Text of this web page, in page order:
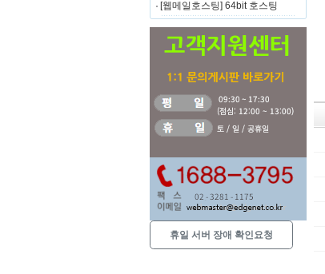
[웹메일호스팅] 64bit 호스팅
휴일 서버 장애 확인요청